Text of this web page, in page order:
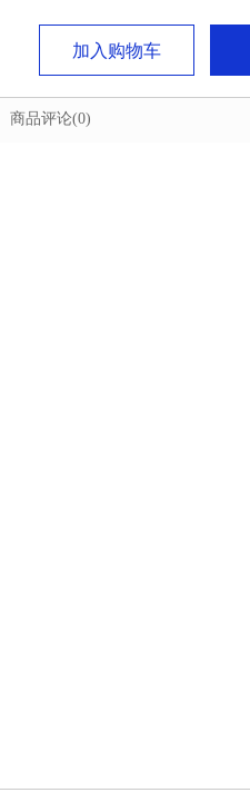
加入购物车
商品评论(0)